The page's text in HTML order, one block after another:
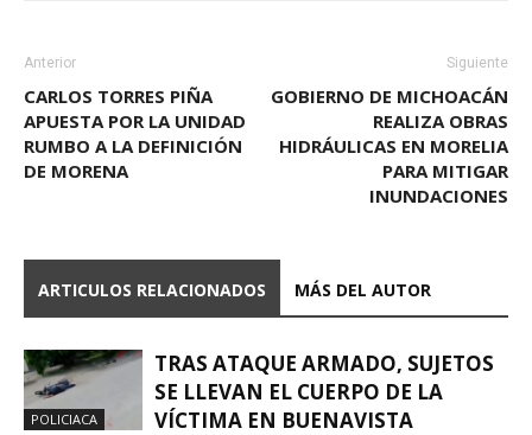
Anterior
CARLOS TORRES PIÑA
APUESTA POR LA UNIDAD
RUMBO A LA DEFINICIÓN
DE MORENA
Siguiente
GOBIERNO DE MICHOACÁN
REALIZA OBRAS
HIDRÁULICAS EN MORELIA
PARA MITIGAR
INUNDACIONES
ARTICULOS RELACIONADOS MÁS DEL AUTOR
POLICIACA
TRAS ATAQUE ARMADO, SUJETOS
SE LLEVAN EL CUERPO DE LA
VÍCTIMA EN BUENAVISTA